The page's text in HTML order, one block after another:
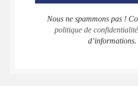
Nous ne spammons pas !
politique de confidentialité
d’informations.